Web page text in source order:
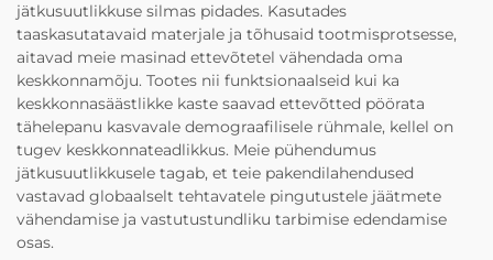
jätkusuutlikkuse silmas pidades. Kasutades
taaskasutatavaid materjale ja tõhusaid tootmisprotsesse,
aitavad meie masinad ettevõtetel vähendada oma
keskkonnamõju. Tootes nii funktsionaalseid kui ka
keskkonnasäästlikke kaste saavad ettevõtted pöörata
tähelepanu kasvavale demograafilisele rühmale, kellel on
tugev keskkonnateadlikkus. Meie pühendumus
jätkusuutlikkusele tagab, et teie pakendilahendused
vastavad globaalselt tehtavatele pingutustele jäätmete
vähendamise ja vastutustundliku tarbimise edendamise
osas.